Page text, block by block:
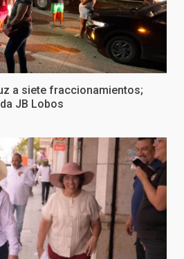
a siete fraccionamientos;
JB Lobos